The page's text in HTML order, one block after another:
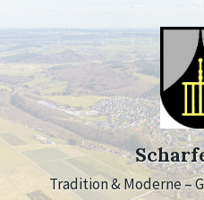
content
main
navigation
footer
Tradition & Moderne –